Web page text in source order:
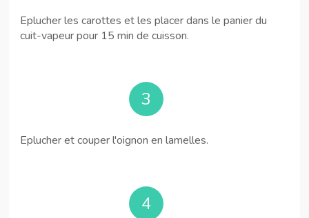
Eplucher les carottes et les placer dans le panier du
cuit-vapeur pour 15 min de cuisson.
3
Eplucher et couper l'oignon en lamelles.
4